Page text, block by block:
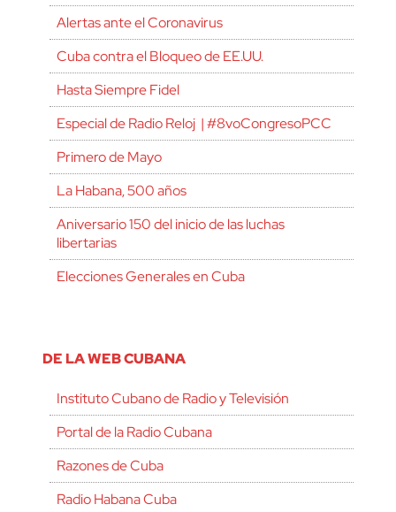
Alertas ante el Coronavirus
Cuba contra el Bloqueo de EE.UU.
Hasta Siempre Fidel
Especial de Radio Reloj | #8voCongresoPCC
Primero de Mayo
La Habana, 500 años
Aniversario 150 del inicio de las luchas
libertarias
Elecciones Generales en Cuba
DE LA WEB CUBANA
Instituto Cubano de Radio y Televisión
Portal de la Radio Cubana
Razones de Cuba
Radio Habana Cuba